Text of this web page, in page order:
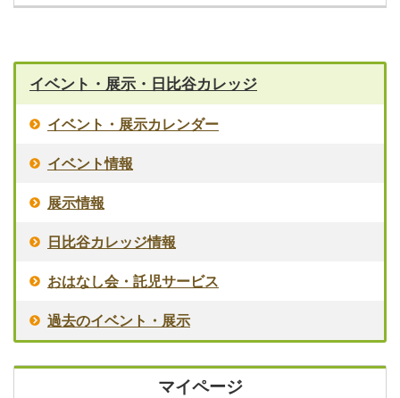
イベント・展示・日比谷カレッジ
イベント・展示カレンダー
イベント情報
展示情報
日比谷カレッジ情報
おはなし会・託児サービス
過去のイベント・展示
マイページ